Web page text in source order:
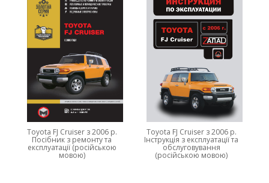
Toyota FJ Cruiser з 2006 р.
Посібник з ремонту та
експлуатації (російською
мовою)
Toyota FJ Cruiser з 2006 р.
Інструкція з експлуатації та
обслуговування
(російською мовою)